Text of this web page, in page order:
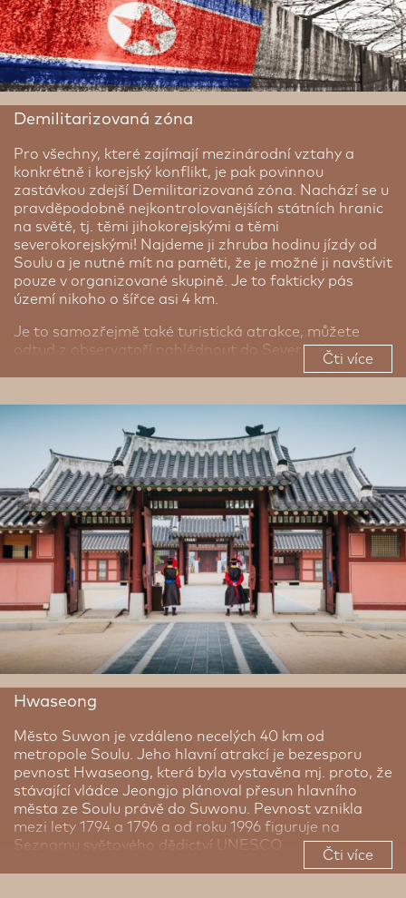
Demilitarizovaná zóna
Pro všechny, které zajímají mezinárodní vztahy a
konkrétně i korejský konflikt, je pak povinnou
zastávkou zdejší Demilitarizovaná zóna. Nachází se u
pravděpodobně nejkontrolovanějších státních hranic
na světě, tj. těmi jihokorejskými a těmi
severokorejskými! Najdeme ji zhruba hodinu jízdy od
Soulu a je nutné mít na paměti, že je možné ji navštívit
pouze v organizované skupině. Je to fakticky pás
území nikoho o šířce asi 4 km.
Je to samozřejmě také turistická atrakce, můžete
odtud z observatoří nahlédnout do Severní Koreje,
dozvědět se více o dlouhotrvajícím konfliktu a dokonce
po kterém v roce 1953 přešlo 12 773 osvobozených
jihokorejských válečných zajatců. Z observatoře Dora
můžete nahlédnout do severokorejské pohraniční
vesnice Kijong-dong.
Čti více
Hwaseong
Město Suwon je vzdáleno necelých 40 km od
metropole Soulu. Jeho hlavní atrakcí je bezesporu
pevnost Hwaseong, která byla vystavěna mj. proto, že
stávající vládce Jeongjo plánoval přesun hlavního
města ze Soulu právě do Suwonu. Pevnost vznikla
mezi lety 1794 a 1796 a od roku 1996 figuruje na
Seznamu světového dědictví UNESCO.
Čti více